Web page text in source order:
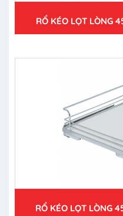
RỔ KÉO LỌT LÒNG
RỔ KÉO LỌT LÒNG